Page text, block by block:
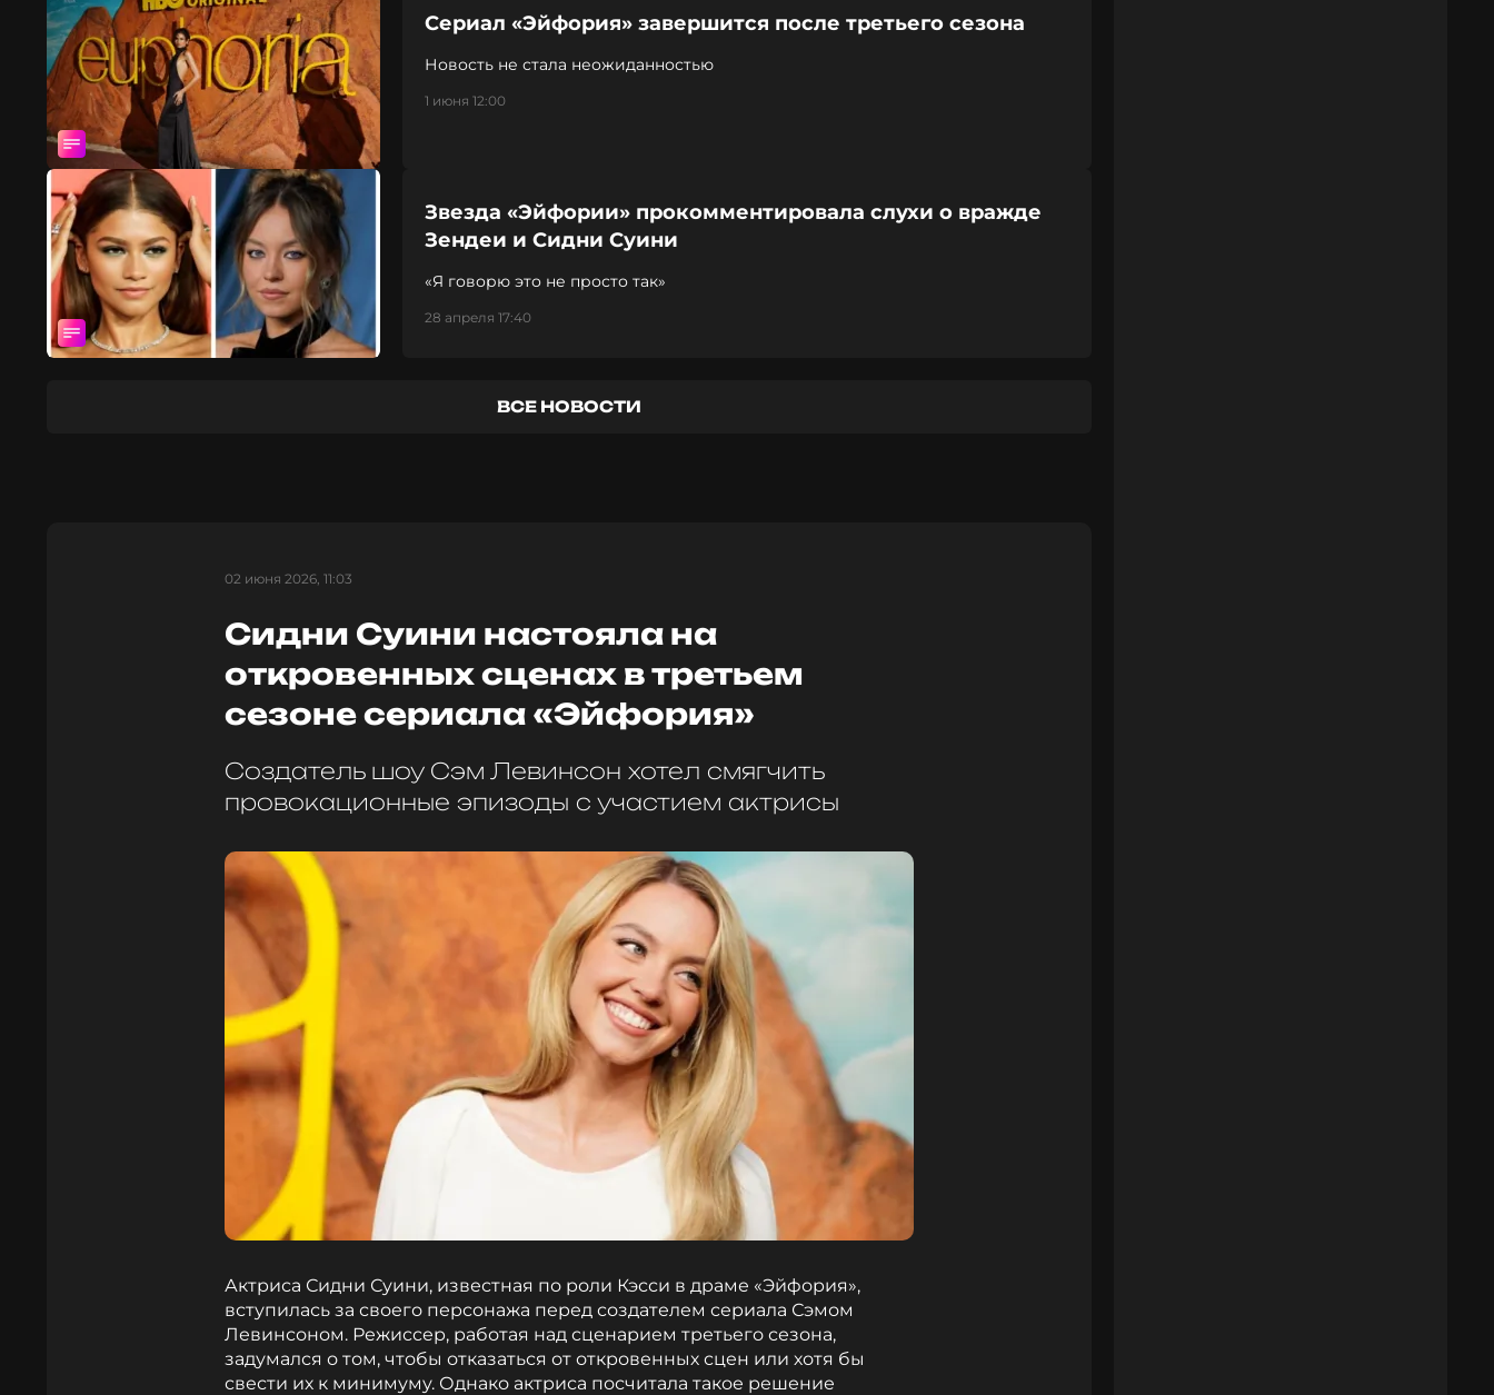
Сериал «Эйфория» завершится после третьего сезона
Новость не стала неожиданностью
1 июня 12:00
Звезда «Эйфории» прокомментировала слухи о вражде
Зендеи и Сидни Суини
«Я говорю это не просто так»
28 апреля 17:40
ВСЕ НОВОСТИ
02 июня 2026, 11:03
Сидни Суини настояла на
откровенных сценах в третьем
сезоне сериала «Эйфория»
Создатель шоу Сэм Левинсон хотел смягчить
провокационные эпизоды с участием актрисы
Актриса Сидни Суини, известная по роли Кэсси в драме «Эйфория»,
вступилась за своего персонажа перед создателем сериала Сэмом
Левинсоном. Режиссер, работая над сценарием третьего сезона,
задумался о том, чтобы отказаться от откровенных сцен или хотя бы
свести их к минимуму. Однако актриса посчитала такое решение